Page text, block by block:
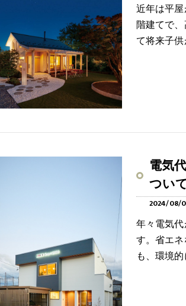
近年は平
階建てで
て将来子
電気
つい
2024/08/
年々電気
す。省エ
も、環境